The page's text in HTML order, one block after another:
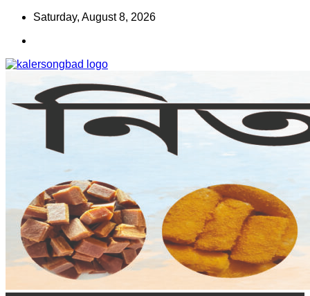
Skip
content
Saturday, August 8, 2026
কালের সংবাদ
www.kalersongbad.com